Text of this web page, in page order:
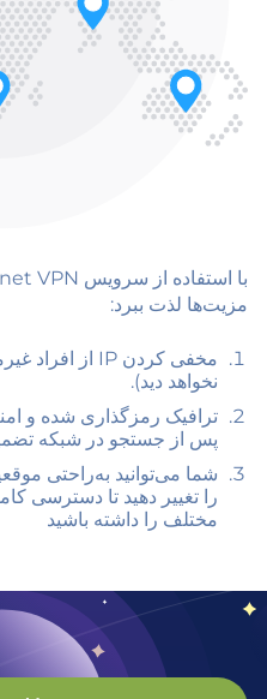
مزیت‌ها لذت ببرد:
نخواهد دید).
ترافیک رمزگذاری شده و
پس از جستجو در شبکه
شما می‌توانید به‌راحتی
را تغییر دهید تا دسترسی
مختلف را داشته باشید